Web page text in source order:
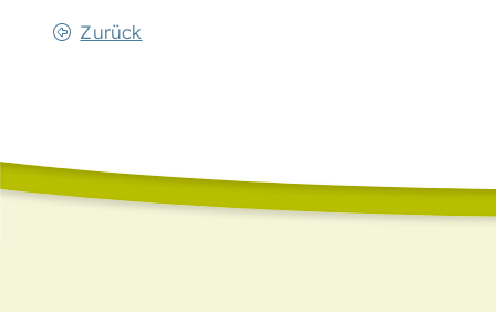
Zurück